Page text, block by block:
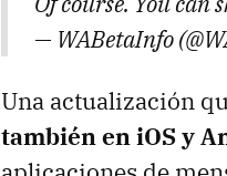
— WABetaInfo
Una actualización
también en iOS y